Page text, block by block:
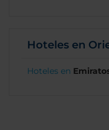
Hoteles en
Hoteles en